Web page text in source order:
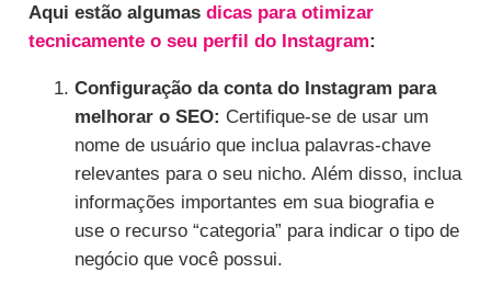
Aqui estão algumas dicas para otimizar
tecnicamente o seu perfil do Instagram:
Configuração da conta do Instagram para
melhorar o SEO: Certifique-se de usar um
nome de usuário que inclua palavras-chave
relevantes para o seu nicho. Além disso, inclua
informações importantes em sua biografia e
use o recurso “categoria” para indicar o tipo de
negócio que você possui.